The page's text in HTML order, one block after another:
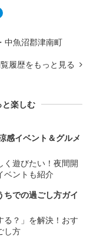
中魚沼郡津南町
履歴をもっと見る
楽しむ
感イベント＆グルメ
く遊びたい！夜間開
ベントも紹介
ちでの過ごし方ガイ
る？」を解決！おす
し方